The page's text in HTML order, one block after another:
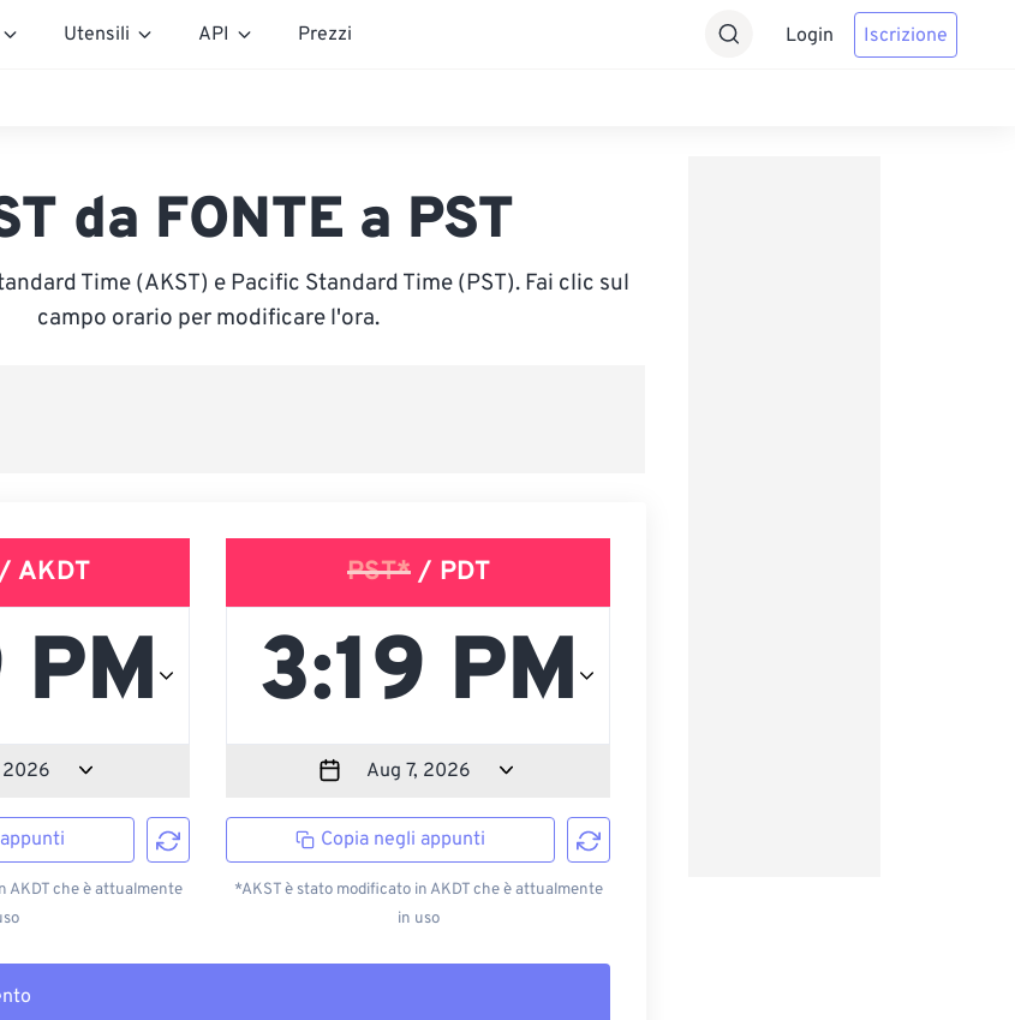
Utensili API Prezzi Login Iscrizione
da FONTE a PST
Time (AKST) e Pacific Standard Time (PST). Fai clic sul
campo orario per modificare l'ora.
AKDT
AKDT che è attualmente
PST*/ PDT
Copia negli appunti
*AKST è stato modificato in AKDT che è attualmente
in uso